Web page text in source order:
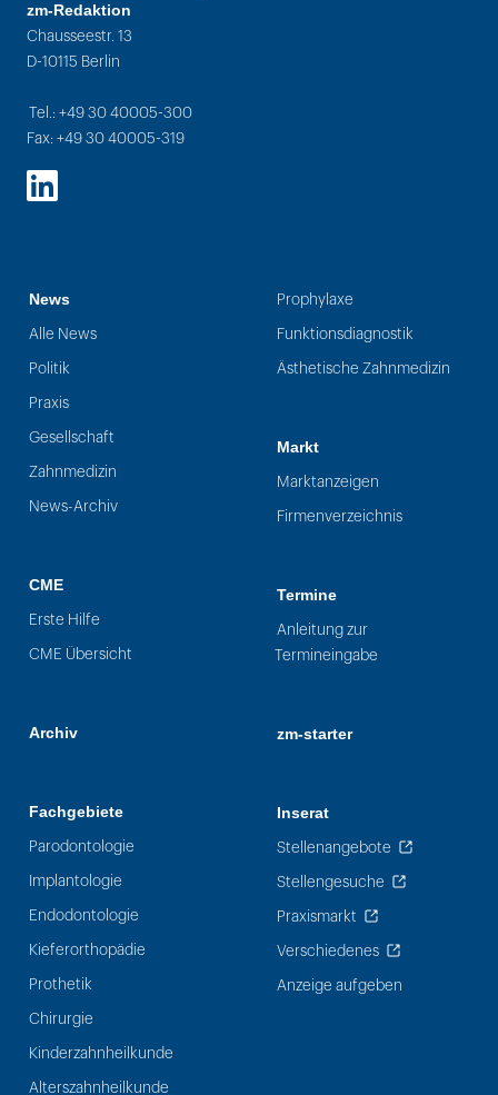
zm-Redaktion
Chausseestr. 13
D-10115 Berlin
Tel.: +49 30 40005-300
Fax: +49 30 40005-319
LinkedIn
News
Alle News
Politik
Praxis
Gesellschaft
Zahnmedizin
News-Archiv
CME
Erste Hilfe
CME Übersicht
Archiv
Fachgebiete
Parodontologie
Implantologie
Endodontologie
Kieferorthopädie
Prothetik
Chirurgie
Kinderzahnheilkunde
Alterszahnheilkunde
Prophylaxe
Funktionsdiagnostik
Ästhetische Zahnmedizin
Markt
Marktanzeigen
Firmenverzeichnis
Termine
Anleitung zur
Termineingabe
zm-starter
Inserat
Stellenangebote
Stellengesuche
Praxismarkt
Verschiedenes
Anzeige aufgeben